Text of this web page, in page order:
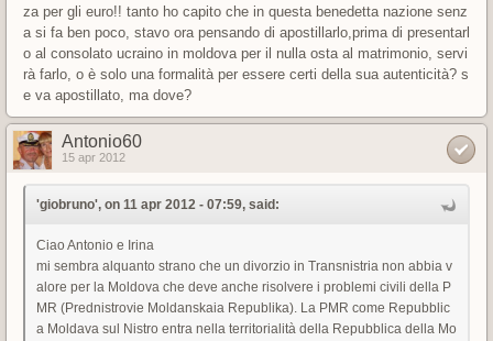
za per gli euro!! tanto ho capito che in questa benedetta nazione senz
a si fa ben poco, stavo ora pensando di apostillarlo,prima di presentarl
o al consolato ucraino in moldova per il nulla osta al matrimonio, servi
rà farlo, o è solo una formalità per essere certi della sua autenticità? s
e va apostillato, ma dove?
Antonio60
15 apr 2012
'giobruno', on 11 apr 2012 - 07:59, said:
Ciao Antonio e Irina
mi sembra alquanto strano che un divorzio in Transnistria non abbia v
alore per la Moldova che deve anche risolvere i problemi civili della P
MR (Prednistrovie Moldanskaia Republika). La PMR come Repubblic
a Moldava sul Nistro entra nella territorialità della Repubblica della Mo